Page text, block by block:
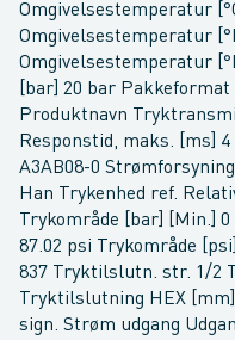
Omgivelsestemperatur
Omgivelsestemperatur
Omgivelsestemperatur
[bar] 20 bar
Produktnavn
Responstid, maks. [ms]
A3AB08-0
Han Trykenhed ref.
Trykområde [bar] [Min.]
87.02 psi Trykområde
837 Tryktilslutn. str. 1/2
Tryktilslutning HEX
sign. Strøm udgang